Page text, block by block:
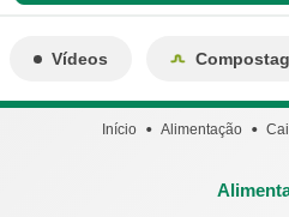
Vídeos
Início Alimentação